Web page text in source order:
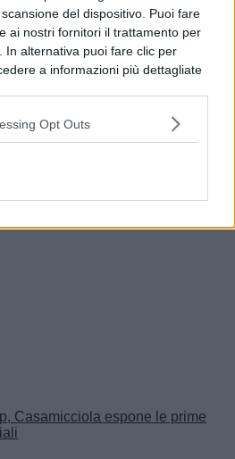
del dispositivo. Puoi fare
ai nostri fornitori il trattamento per
In alternativa puoi fare clic per
a informazioni più dettagliate
tuo consenso, ma hai il diritto di
Le tue preferenze si
ritornando su questo sito o
sulla riservatezza.
Opt Outs
meteo fino alle 21: l’avviso del
Casamicciola espone le prime